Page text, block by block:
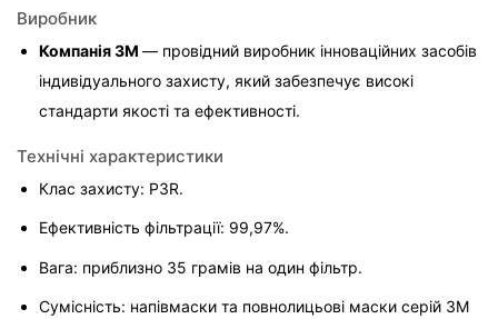
Виробник
Компанія 3M — провідний виробник інноваційних засобів
індивідуального захисту, який забезпечує високі
стандарти якості та ефективності.
Технічні характеристики
Клас захисту: P3R.
Ефективність фільтрації: 99,97%.
Вага: приблизно 35 грамів на один фільтр.
Сумісність: напівмаски та повнолицьові маски серій 3M